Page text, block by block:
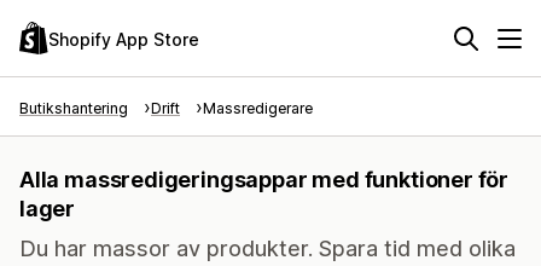
Shopify App Store
Butikshantering Drift Massredigerare
Alla massredigeringsappar med funktioner för
lager
Du har massor av produkter. Spara tid med olika